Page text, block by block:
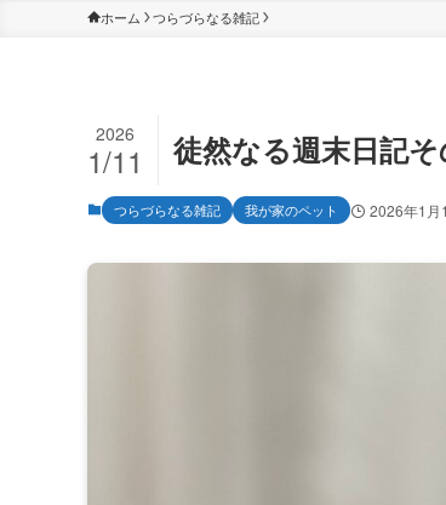
ホーム つらづらなる雑記
徒然なる週末日記そ
2026
1/11
つらづらなる雑記 我が家のペット 2026年1月